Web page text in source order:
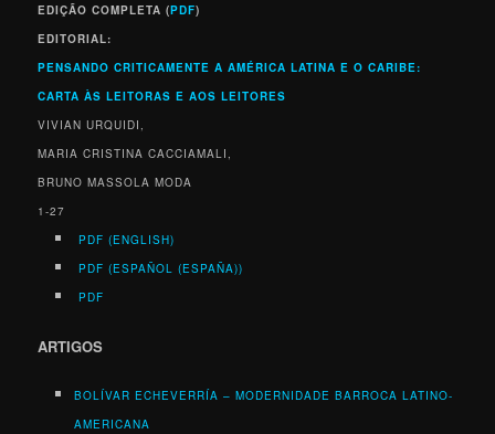
EDIÇÃO COMPLETA (PDF)
EDITORIAL:
PENSANDO CRITICAMENTE A AMÉRICA LATINA E O CARIBE:
CARTA ÀS LEITORAS E AOS LEITORES
VIVIAN URQUIDI,
MARIA CRISTINA CACCIAMALI,
BRUNO MASSOLA MODA
1-27
PDF (ENGLISH)
PDF (ESPAÑOL (ESPAÑA))
PDF
ARTIGOS
BOLÍVAR ECHEVERRÍA – MODERNIDADE BARROCA LATINO-
AMERICANA